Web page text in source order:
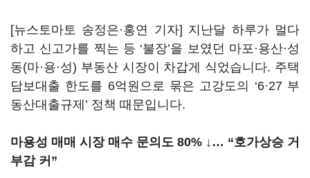
[뉴스토마토 송정은·홍연 기자] 지난달 하루가 멀다
하고 신고가를 찍는 등 ‘불장’을 보였던 마포·용산·성
동(마·용·성) 부동산 시장이 차갑게 식었습니다. 주택
담보대출 한도를 6억원으로 묶은 고강도의 ‘6·27 부
동산대출규제’ 정책 때문입니다.
마용성 매매 시장 매수 문의도 80% ↓… “호가상승 거
부감 커”